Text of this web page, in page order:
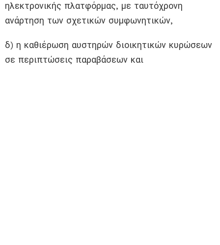
ηλεκτρονικής πλατφόρμας, με ταυτόχρονη
ανάρτηση των σχετικών συμφωνητικών,
δ) η καθιέρωση αυστηρών διοικητικών κυρώσεων
σε περιπτώσεις παραβάσεων και